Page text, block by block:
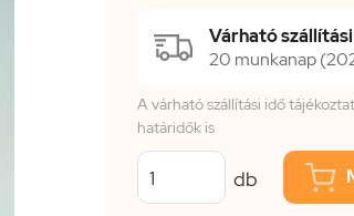
Várható
20 munkanap
A várható szállítási idő
határidők is
db